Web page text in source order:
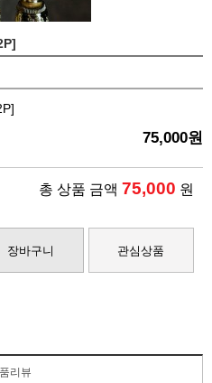
75,000원
총 상품 금액 75,000 원
장바구니 관심상품
리뷰